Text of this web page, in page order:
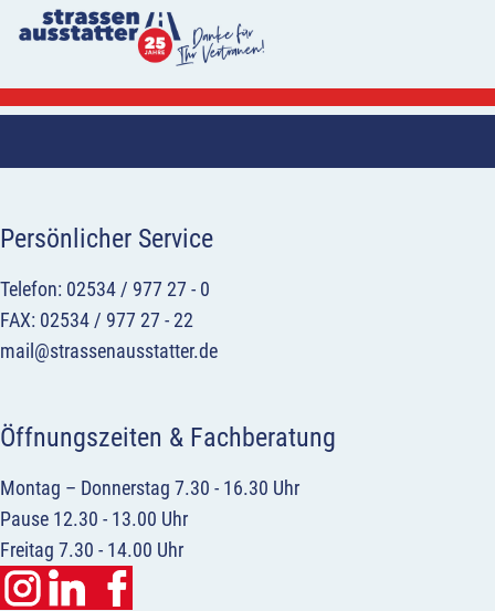
Persönlicher Service
Telefon: 02534 / 977 27 - 0
FAX: 02534 / 977 27 - 22
mail@strassenausstatter.de
Öffnungszeiten & Fachberatung
Montag – Donnerstag 7.30 - 16.30 Uhr
Pause 12.30 - 13.00 Uhr
Freitag 7.30 - 14.00 Uhr